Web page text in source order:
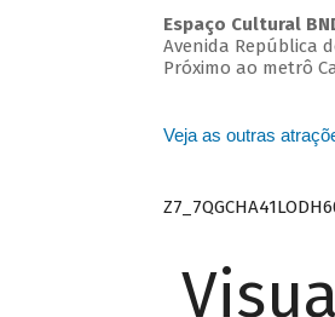
Espaço Cultural
Avenida República
Próximo ao metrô
Veja as outras